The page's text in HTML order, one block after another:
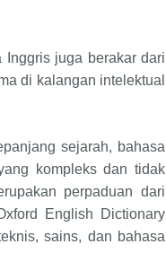
Inggris juga berakar dari
di kalangan intelektual
sejarah, bahasa
kompleks dan tidak
perpaduan dari
English Dictionary
sains, dan bahasa